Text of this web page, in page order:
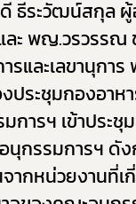
ธีระวัฒน์สกุล
ละ พญ.วรวรรณ
และเลขานุกา
ประชุมกองอา
การฯ เข้าประ
นุกรรมการฯ ดั
ากหน่วยงานที่